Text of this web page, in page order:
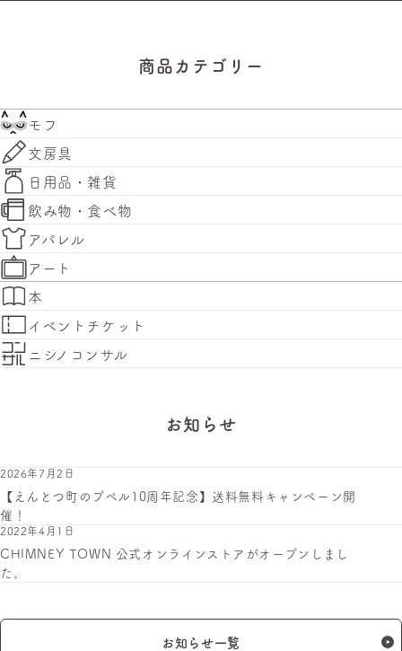
商品カテゴリー
モフ
文房具
日用品・雑貨
飲み物・食べ物
アパレル
アート
本
イベントチケット
ニシノコンサル
お知らせ
2026年7月2日
【えんとつ町のプペル10周年記念】送料無料キャンペーン開
催！
2022年4月1日
CHIMNEY TOWN 公式オンラインストアがオープンしまし
た。
お知らせ一覧